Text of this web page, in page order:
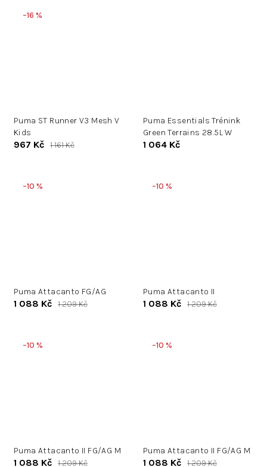
–16 %
Puma ST Runner V3 Mesh V
Kids
967 Kč 1 161 Kč
Puma Essentials Trénink
Green Terrains 28.5L W
1 064 Kč
–10 %
Puma Attacanto FG/AG
1 088 Kč 1 209 Kč
–10 %
Puma Attacanto II
1 088 Kč 1 209 Kč
–10 %
Puma Attacanto II FG/AG M
1 088 Kč 1 209 Kč
–10 %
Puma Attacanto II FG/AG M
1 088 Kč 1 209 Kč